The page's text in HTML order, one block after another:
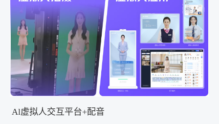
Al虚拟人交互平台+配音